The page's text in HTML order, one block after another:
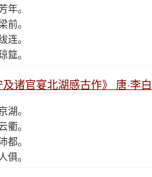
年。
前。
连。
筵。
及诸官宴北湖感古作》 唐·李白
湖。
衢。
都。
俱。